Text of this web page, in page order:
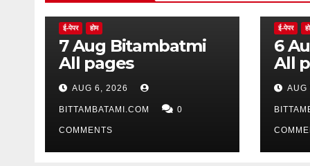
ई-पेपर होम
7 Aug Bitambatmi
All pages
AUG 6, 2026
BITTAMBATAMI.COM 0
COMMENTS
ई-पेपर
6 Aug
All
AUG